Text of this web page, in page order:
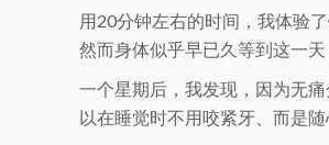
用20分钟左右的时间，我体验
然而身体似乎早已久等到这一
一个星期后，我发现，因为无
以在睡觉时不用咬紧牙、而是随